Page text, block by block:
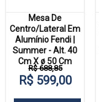
Mesa De
Centro/Lateral Em
Alumínio Fendi |
Summer - Alt. 40
Cm X ø 50 Cm
R$ 688,85
R$ 599,00